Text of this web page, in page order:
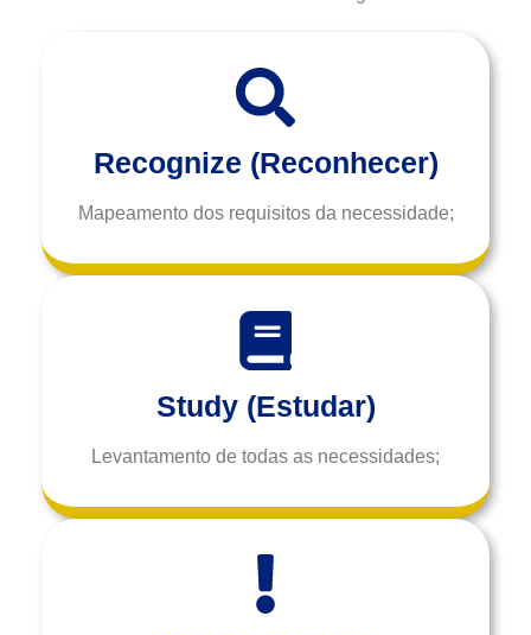
Recognize (Reconhecer)
Mapeamento dos requisitos da necessidade;
Study (Estudar)
Levantamento de todas as necessidades;